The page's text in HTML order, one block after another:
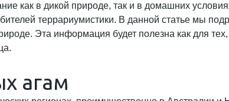
как в дикой природе, так и в домашних
террариумистики. В данной статье мы
Эта информация будет полезна как для тех,
агам